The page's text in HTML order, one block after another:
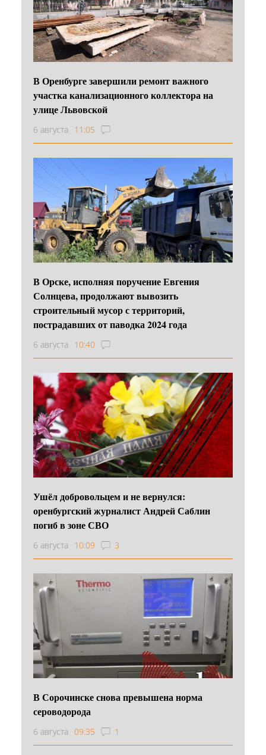
В Оренбурге завершили ремонт важного
участка канализационного коллектора на
улице Львовской
6 августа 11:05
В Орске, исполняя поручение Евгения
Солнцева, продолжают вывозить
строительный мусор с территорий,
пострадавших от паводка 2024 года
6 августа 10:40
Ушёл добровольцем и не вернулся:
оренбургский журналист Андрей Саблин
погиб в зоне СВО
6 августа 10:09 3
В Сорочинске снова превышена норма
сероводорода
6 августа 09:35 1